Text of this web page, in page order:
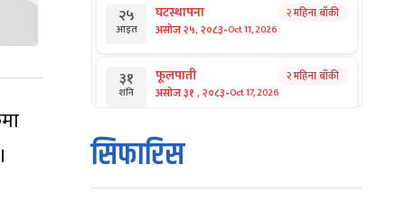
२५
आइत
घटस्थापना
असोज २५, २०८३-Oct 11, 2026
२ महिना बाँकी
३१
शनि
फूलपाती
असोज ३१ , २०८३-Oct 17, 2026
२ महिना बाँकी
१
आइत
कार्तिक सङ्क्रान्ति
कार्तिक १, २०८३
सिफारिस